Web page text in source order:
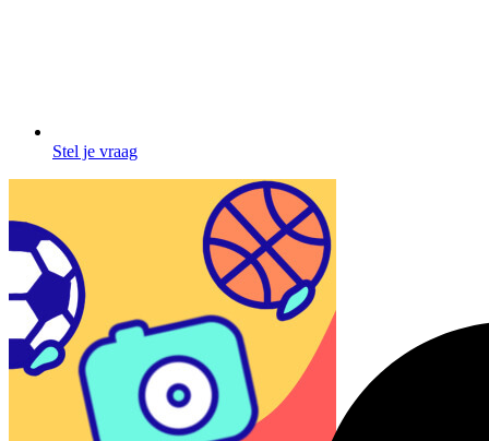
Stel je vraag